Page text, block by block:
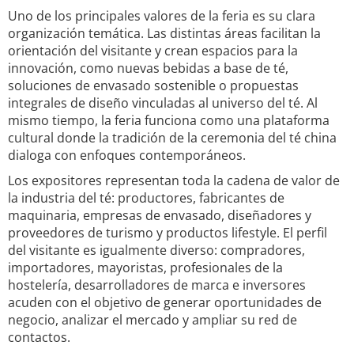
Uno de los principales valores de la feria es su clara
organización temática. Las distintas áreas facilitan la
orientación del visitante y crean espacios para la
innovación, como nuevas bebidas a base de té,
soluciones de envasado sostenible o propuestas
integrales de diseño vinculadas al universo del té. Al
mismo tiempo, la feria funciona como una plataforma
cultural donde la tradición de la ceremonia del té china
dialoga con enfoques contemporáneos.
Los expositores representan toda la cadena de valor de
la industria del té: productores, fabricantes de
maquinaria, empresas de envasado, diseñadores y
proveedores de turismo y productos lifestyle. El perfil
del visitante es igualmente diverso: compradores,
importadores, mayoristas, profesionales de la
hostelería, desarrolladores de marca e inversores
acuden con el objetivo de generar oportunidades de
negocio, analizar el mercado y ampliar su red de
contactos.